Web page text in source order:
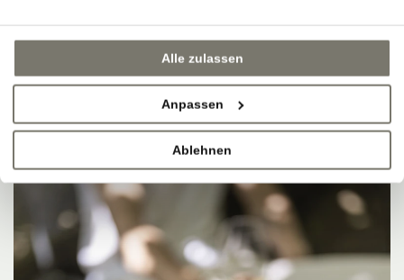
Alle zulassen
Anpassen
Ablehnen